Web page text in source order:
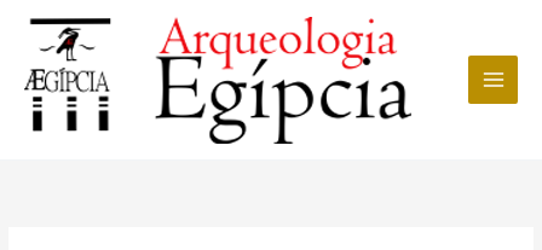
conteúdo